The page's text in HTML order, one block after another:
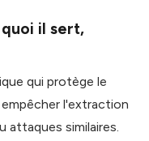
il sert,
qui protège le
l'extraction
attaques similaires.